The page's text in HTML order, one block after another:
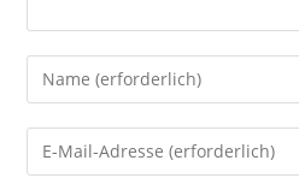
Gib
deinen
Namen
oder
Gib
deine